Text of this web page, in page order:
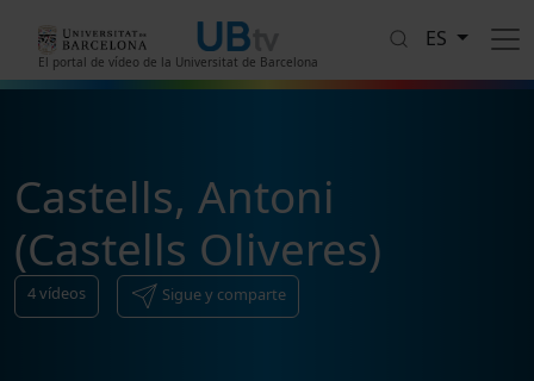
El portal de vídeo de la Universitat de Barcelona
ES
Castells, Antoni
(Castells Oliveres)
4vídeos Sigue y comparte